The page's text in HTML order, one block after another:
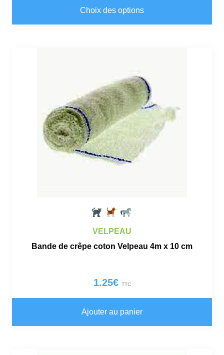
Choix des options
VELPEAU
Bande de crêpe coton Velpeau 4m x 10 cm
1.25€ TTC
Ajouter au panier